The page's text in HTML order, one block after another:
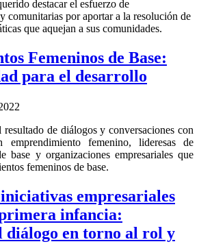
destacar el esfuerzo de
comunitarias por aportar a la resolución de
que aquejan a sus comunidades.
Femeninos de Base:
para el desarrollo
de diálogos y conversaciones con
emprendimiento femenino, lideresas de
base y organizaciones empresariales que
femeninos de base.
empresariales
infancia:
diálogo en torno al rol y